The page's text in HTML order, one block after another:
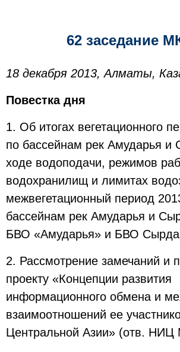
62 заседание
18 декабря 2013, Алматы,
Повестка дня
1. Об итогах вегетационного
по бассейнам рек Амударья и
ходе водоподачи, режимов
водохранилищ и лимитах
межвегетационный период
бассейнам рек Амударья и
БВО «Амударья» и БВО
2. Рассмотрение замечаний и
проекту «Концепции развития
информационного обмена и
взаимоотношений ее
Центральной Азии» (отв.